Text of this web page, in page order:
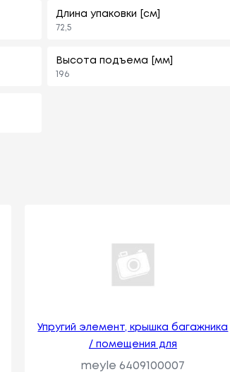
Длина упаковки [см]
72,5
Высота подъема [мм]
196
Упругий элемент, крышка багажника
/ помещения для
meyle 6409100007